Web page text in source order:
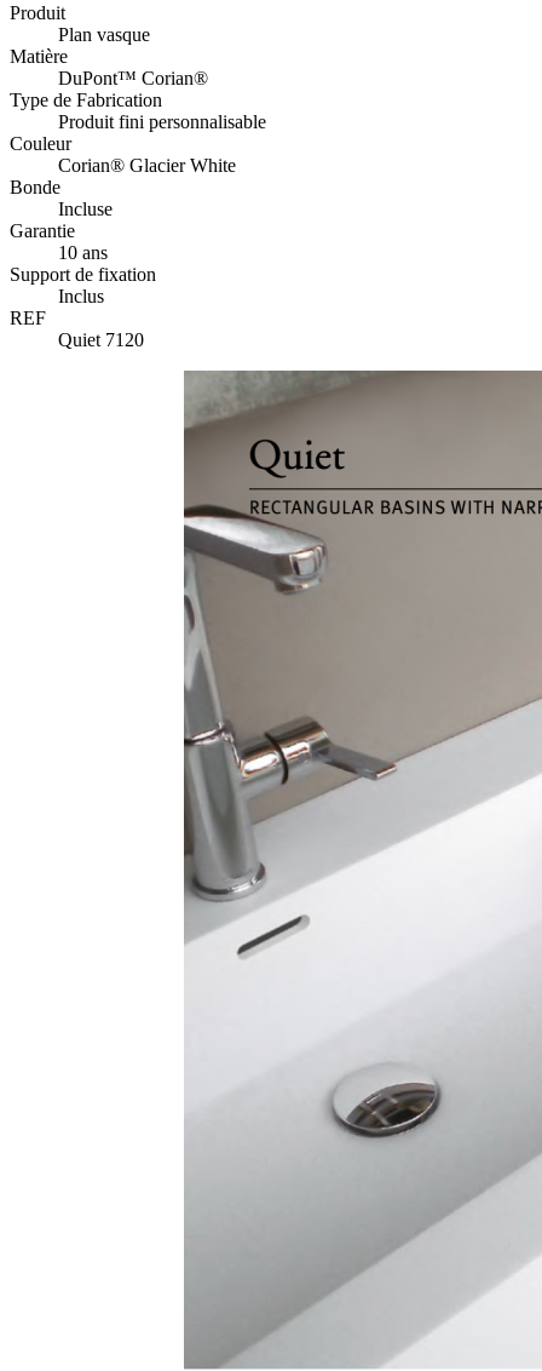
Produit
Plan vasque
Matière
DuPont™ Corian®
Type de Fabrication
Produit fini personnalisable
Couleur
Corian® Glacier White
Bonde
Incluse
Garantie
10 ans
Support de fixation
Inclus
REF
Quiet 7120